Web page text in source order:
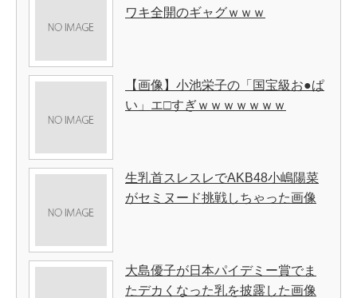
ワキ全開のギャグｗｗｗ
【画像】小池栄子の「国宝級お●ぱ
い」エ□すぎｗｗｗｗｗｗｗ
生乳首スレスレでAKB48小嶋陽菜
がセミヌード挑戦しちゃった画像
大島優子が日本パイデミー賞でま
たデカくなった乳を披露した画像